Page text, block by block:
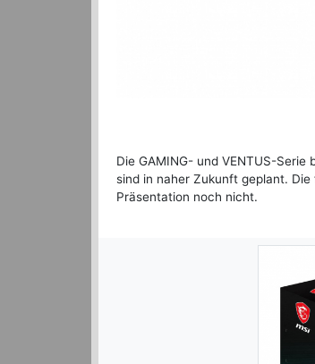
Die GAMING- und VENTUS-
sind in naher Zukunft geplant.
Präsentation noch nicht.